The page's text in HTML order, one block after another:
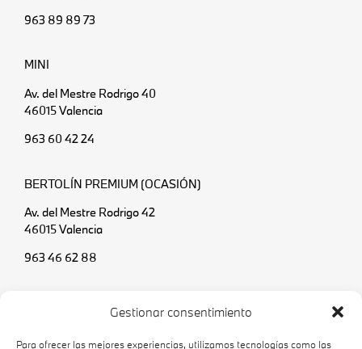
Gestionar consentimiento
Para ofrecer las mejores experiencias, utilizamos tecnologías como las
963 89 89 73
MINI
Av. del Mestre Rodrigo 40
46015 Valencia
963 60 42 24
BERTOLÍN PREMIUM (OCASIÓN)
Av. del Mestre Rodrigo 42
46015 Valencia
963 46 62 88